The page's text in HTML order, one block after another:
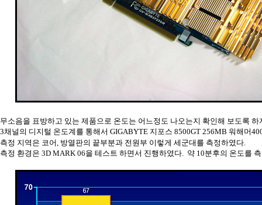
무소음을 표방하고 있는 제품으로 온도는 어느정도 나오는지 확인해 보도록 하
3채널의 디지털 온도계를 통해서 GIGABYTE 지포스 8500GT 256MB 워해머
측정 지역은 코어, 방열판의 끝부분과 전원부 이렇게 세군대를 측정하였다.
측정 환경은 3D MARK 06을 테스트 하면서 진행하였다. 약 10분후의 온도를